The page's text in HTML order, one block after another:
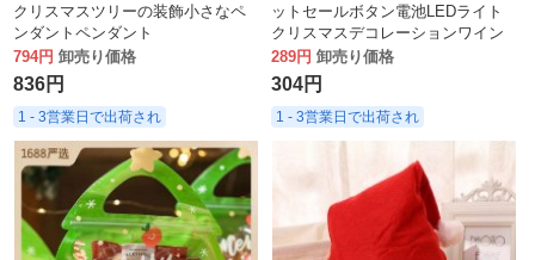
クリスマスツリーの装飾小さなペ
ンダントペンダント
794円 卸売り価格
836円
1 - 3営業日で出荷され
ットセールボタン電池LEDライト
クリスマスデコレーションワイン
ボトルストリングライト
289円 卸売り価格
304円
1 - 3営業日で出荷され